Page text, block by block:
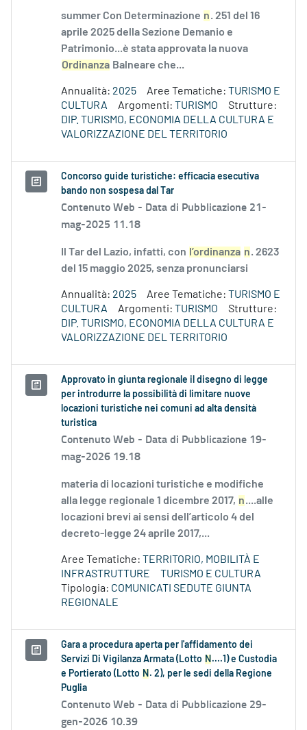
summer Con Determinazione n. 251 del 16
aprile 2025 della Sezione Demanio e
Patrimonio...è stata approvata la nuova
Ordinanza Balneare che...
Annualità: 2025 Aree Tematiche: TURISMO E
CULTURA
Argomenti: TURISMO
Strutture:
DIP. TURISMO, ECONOMIA DELLA CULTURA E
VALORIZZAZIONE DEL TERRITORIO
Concorso guide turistiche: efficacia esecutiva
bando non sospesa dal Tar
Contenuto Web - Data di Pubblicazione 21-
mag-2025 11.18
Il Tar del Lazio, infatti, con l’ordinanza n. 2623
del 15 maggio 2025, senza pronunciarsi
Annualità: 2025 Aree Tematiche: TURISMO E
CULTURA
Argomenti: TURISMO
Strutture:
DIP. TURISMO, ECONOMIA DELLA CULTURA E
VALORIZZAZIONE DEL TERRITORIO
Approvato in giunta regionale il disegno di legge
per introdurre la possibilità di limitare nuove
locazioni turistiche nei comuni ad alta densità
turistica
Contenuto Web - Data di Pubblicazione 19-
mag-2026 19.18
materia di locazioni turistiche e modifiche
alla legge regionale 1 dicembre 2017, n....alle
locazioni brevi ai sensi dell’articolo 4 del
decreto-legge 24 aprile 2017,...
Aree Tematiche: TERRITORIO, MOBILITÀ E
INFRASTRUTTURE
TURISMO E CULTURA
Tipologia: COMUNICATI SEDUTE GIUNTA
REGIONALE
Gara a procedura aperta per l'affidamento dei
Servizi Di Vigilanza Armata (Lotto N ....1) e Custodia
e Portierato (Lotto N . 2), per le sedi della Regione
Puglia
Contenuto Web - Data di Pubblicazione 29-
gen-2026 10.39